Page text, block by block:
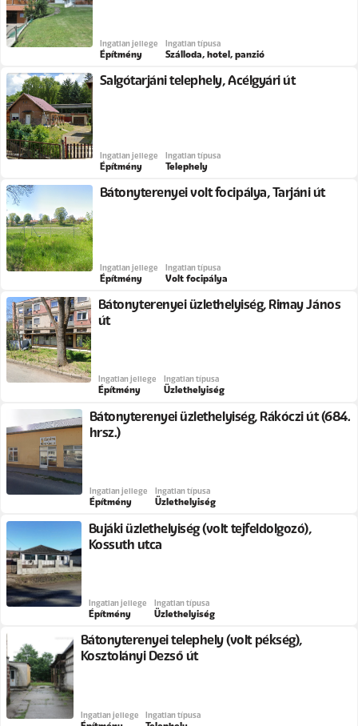
Ingatlan jellege
Építmény
Ingatlan típusa
Szálloda, hotel, panzió
Salgótarjáni telephely, Acélgyári út
Ingatlan jellege
Építmény
Ingatlan típusa
Telephely
Bátonyterenyei volt focipálya, Tarjáni út
Ingatlan jellege
Építmény
Ingatlan típusa
Volt focipálya
Bátonyterenyei üzlethelyiség, Rimay János
út
Ingatlan jellege
Építmény
Ingatlan típusa
Üzlethelyiség
Bátonyterenyei üzlethelyiség, Rákóczi út (684.
hrsz.)
Ingatlan jellege
Építmény
Ingatlan típusa
Üzlethelyiség
Bujáki üzlethelyiség (volt tejfeldolgozó),
Kossuth utca
Ingatlan jellege
Építmény
Ingatlan típusa
Üzlethelyiség
Bátonyterenyei telephely (volt pékség),
Kosztolányi Dezső út
Ingatlan jellege Ingatlan típusa